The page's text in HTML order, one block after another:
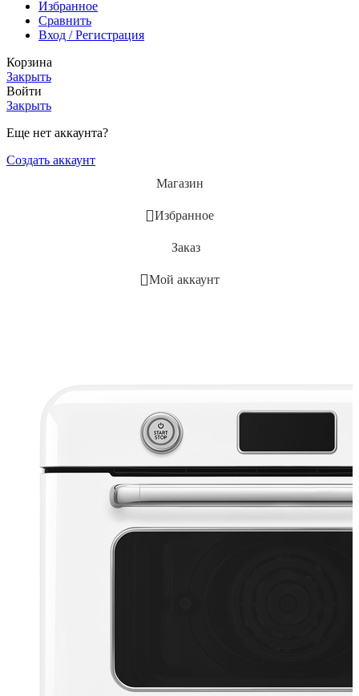
Избранное
Сравнить
Вход / Регистрация
Корзина
Закрыть
Войти
Закрыть
Еще нет аккаунта?
Создать аккаунт
Магазин
Избранное
Заказ
Мой аккаунт